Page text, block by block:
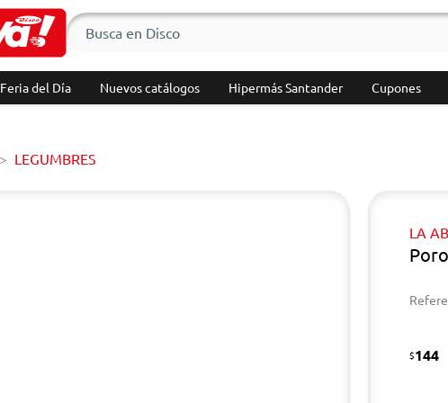
Feria del Día Nuevos catálogos Hipermás Santander Cupones
LEGUMBRES
LA
$144